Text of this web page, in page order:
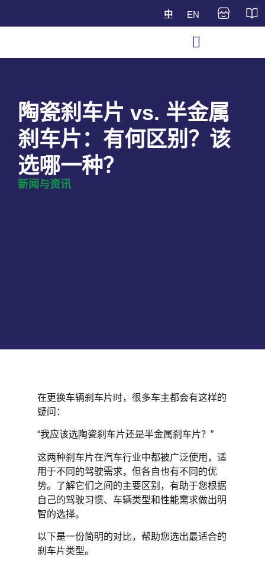
中 EN
陶瓷刹车片 vs. 半金属
刹车片：有何区别？该
选哪一种？
新闻与资讯
在更换车辆刹车片时，很多车主都会有这样的
疑问：
“我应该选陶瓷刹车片还是半金属刹车片？”
这两种刹车片在汽车行业中都被广泛使用，适
用于不同的驾驶需求，但各自也有不同的优
势。了解它们之间的主要区别，有助于您根据
自己的驾驶习惯、车辆类型和性能需求做出明
智的选择。
以下是一份简明的对比，帮助您选出最适合的
刹车片类型。